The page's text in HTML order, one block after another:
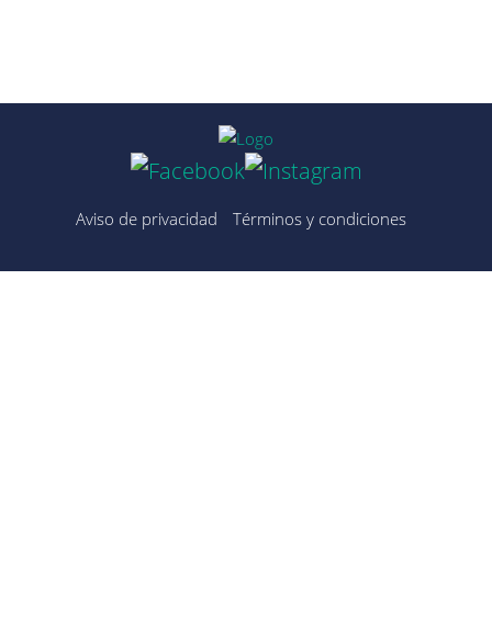
Aviso de privacidad Términos y condiciones